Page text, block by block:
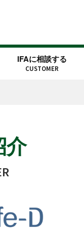
IFAに相談する
CUSTOMER
介